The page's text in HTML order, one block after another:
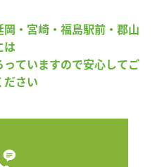
・宮崎・福島駅前・郡山
は
ていますので安心してご
ださい